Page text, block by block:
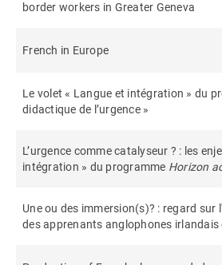
border workers in Greater Geneva
French in Europe
Le volet « Langue et intégration » du
didactique de l’urgence »
L’urgence comme catalyseur ? : les
intégration » du programme Horizon
Une ou des immersion(s)? : regard
des apprenants anglophones irlandais